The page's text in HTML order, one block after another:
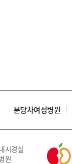
분당차여성병원
경실